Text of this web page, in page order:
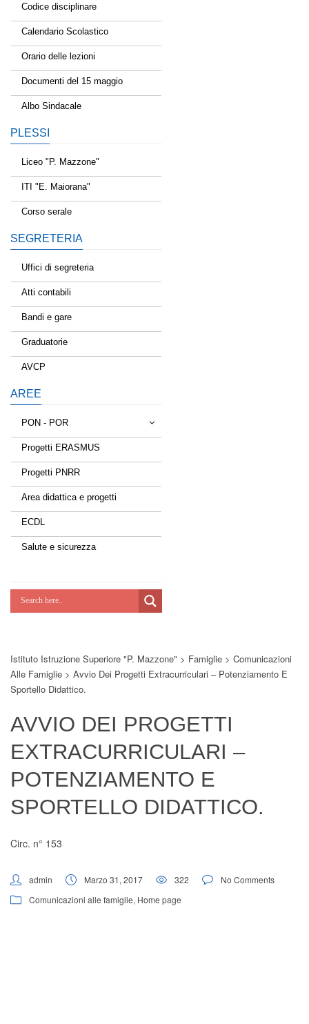
Codice disciplinare
Calendario Scolastico
Orario delle lezioni
Documenti del 15 maggio
Albo Sindacale
PLESSI
Liceo "P. Mazzone"
ITI "E. Maiorana"
Corso serale
SEGRETERIA
Uffici di segreteria
Atti contabili
Bandi e gare
Graduatorie
AVCP
AREE
PON - POR
Tessere la rete
Estate a scuola
Scuola d'estate
Lab Green
Potenziamoci
Digital Board
Progetti ERASMUS
Progetti PNRR
Area didattica e progetti
ECDL
Salute e sicurezza
Istituto Istruzione Superiore "P. Mazzone" > Famiglie > Comunicazioni
Alle Famiglie > Avvio Dei Progetti Extracurriculari – Potenziamento E
Sportello Didattico.
AVVIO DEI PROGETTI
EXTRACURRICULARI –
POTENZIAMENTO E
SPORTELLO DIDATTICO.
Circ. n° 153
admin Marzo 31, 2017 322
No Comments
Comunicazioni alle famiglie, Home page